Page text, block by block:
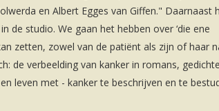
en Albert Egges van Giffen." Daarnaast
de studio. We gaan het hebben over ‘die ene
zetten, zowel van de patiënt als zijn of haar
de verbeelding van kanker in romans,
leven met - kanker te beschrijven en te